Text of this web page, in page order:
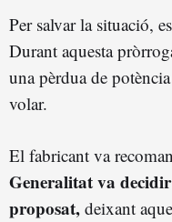
Per salvar la situació,
Durant aquesta
una pèrdua de
volar.
El fabricant va
Generalitat va
proposat, deixant